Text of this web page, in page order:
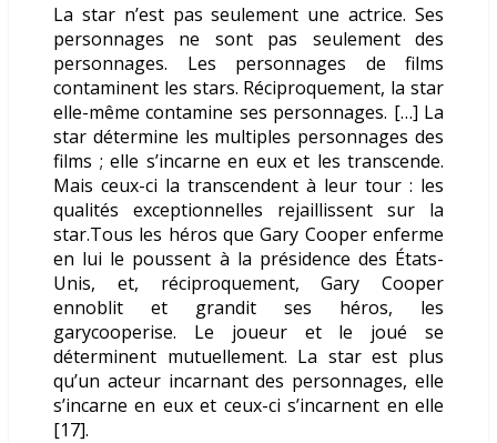
La star n’est pas seulement une actrice. Ses
personnages ne sont pas seulement des
personnages. Les personnages de films
contaminent les stars. Réciproquement, la star
elle-même contamine ses personnages. […] La
star détermine les multiples personnages des
films ; elle s’incarne en eux et les transcende.
Mais ceux-ci la transcendent à leur tour : les
qualités exceptionnelles rejaillissent sur la
star.Tous les héros que Gary Cooper enferme
en lui le poussent à la présidence des États-
Unis, et, réciproquement, Gary Cooper
ennoblit et grandit ses héros, les
garycooperise. Le joueur et le joué se
déterminent mutuellement. La star est plus
qu’un acteur incarnant des personnages, elle
s’incarne en eux et ceux-ci s’incarnent en elle
[17].